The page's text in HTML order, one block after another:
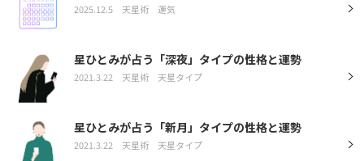
2025.12.5 天星術 運気
星ひとみが占う「深夜」タイプの性格と運勢
2021.3.22 天星術 天星タイプ
星ひとみが占う「新月」タイプの性格と運勢
2021.3.22 天星術 天星タイプ